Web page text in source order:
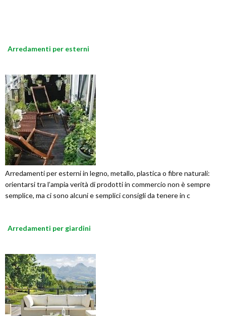
Arredamenti per esterni
Arredamenti per esterni in legno, metallo, plastica o fibre naturali:
orientarsi tra l’ampia verità di prodotti in commercio non è sempre
semplice, ma ci sono alcuni e semplici consigli da tenere in c
Arredamenti per giardini